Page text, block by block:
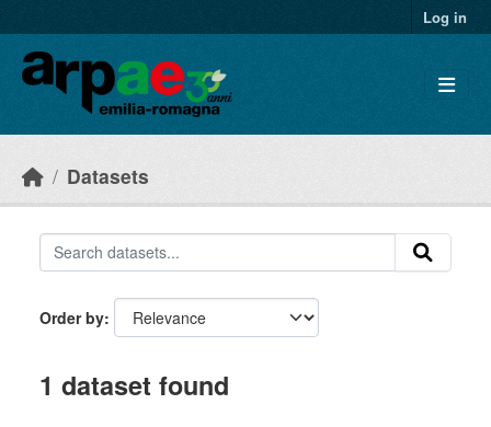
Log in
Datasets
Order by
1 dataset found